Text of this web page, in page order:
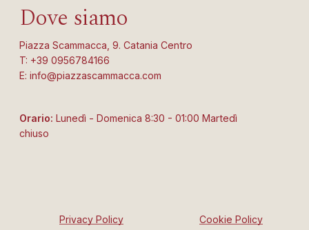
Dove siamo
Piazza Scammacca, 9. Catania Centro
T: +39 0956784166
E: info@piazzascammacca.com
Orario: Lunedì - Domenica 8:30 - 01:00 Martedì
chiuso
Privacy Policy Cookie Policy